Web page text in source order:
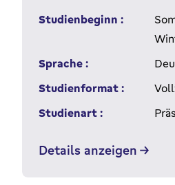
Studienbeginn :
Sprache :
Studienformat :
Studienart :
Details anzeigen